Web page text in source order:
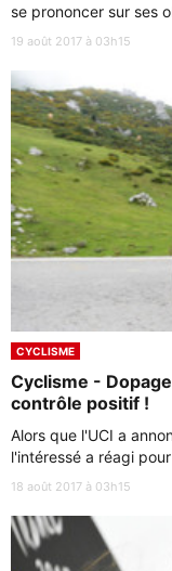
se prononcer sur ses
19 août 2017 à 03h15
CYCLISME
Cyclisme -
contrôle positif !
Alors que l'UCI a
l'intéressé a réagi
18 août 2017 à 03h15